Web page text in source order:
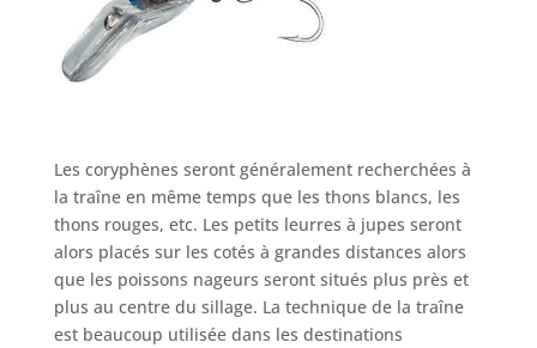
Les coryphènes seront généralement recherchées à
la traîne en même temps que les thons blancs, les
thons rouges, etc. Les petits leurres à jupes seront
alors placés sur les cotés à grandes distances alors
que les poissons nageurs seront situés plus près et
plus au centre du sillage. La technique de la traîne
est beaucoup utilisée dans les destinations